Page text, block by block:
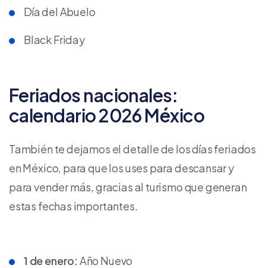
Día del Abuelo
Black Friday
Feriados nacionales:
calendario 2026 México
También te dejamos el detalle de los días feriados
en México, para que los uses para descansar y
para vender más, gracias al turismo que generan
estas fechas importantes.
1 de enero: Año Nuevo